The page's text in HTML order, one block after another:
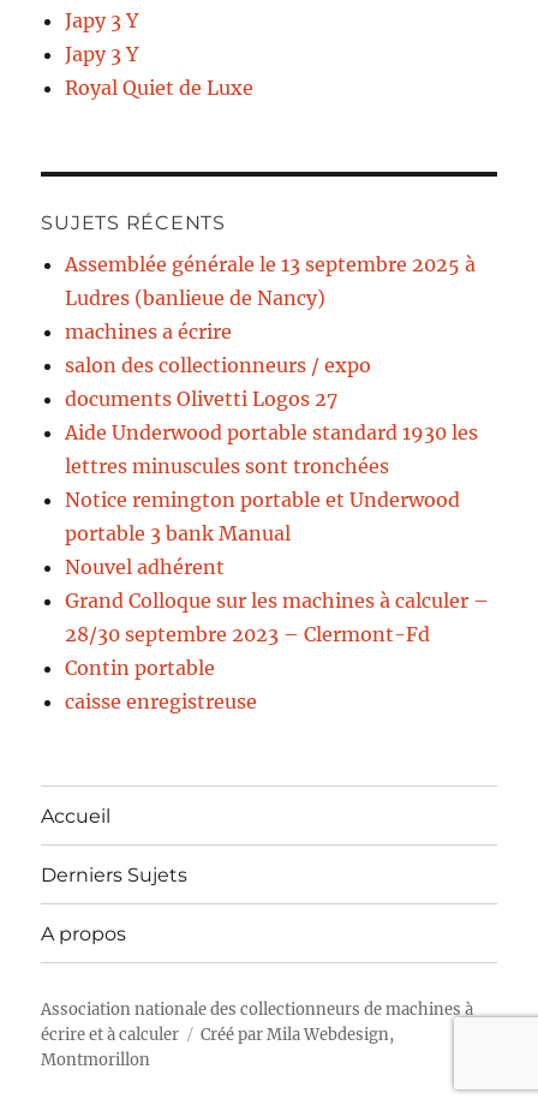
Japy 3 Y
Japy 3 Y
Royal Quiet de Luxe
SUJETS RÉCENTS
Assemblée générale le 13 septembre 2025 à
Ludres (banlieue de Nancy)
machines a écrire
salon des collectionneurs / expo
documents Olivetti Logos 27
Aide Underwood portable standard 1930 les
lettres minuscules sont tronchées
Notice remington portable et Underwood
portable 3 bank Manual
Nouvel adhérent
Grand Colloque sur les machines à calculer –
28/30 septembre 2023 – Clermont-Fd
Contin portable
caisse enregistreuse
Accueil
Derniers Sujets
A propos
Association nationale des collectionneurs de machines à
écrire et à calculer
Créé parMila Webdesign,
Montmorillon